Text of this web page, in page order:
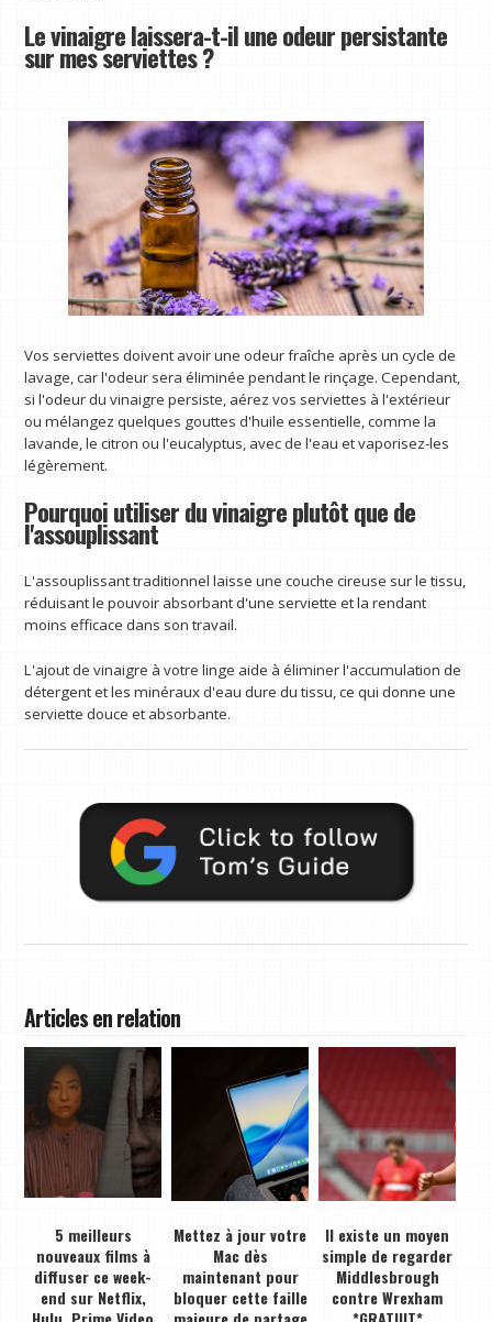
Le vinaigre laissera-t-il une odeur persistante
sur mes serviettes ?
Vos serviettes doivent avoir une odeur fraîche après un cycle de
lavage, car l'odeur sera éliminée pendant le rinçage. Cependant,
si l'odeur du vinaigre persiste, aérez vos serviettes à l'extérieur
ou mélangez quelques gouttes d'huile essentielle, comme la
lavande, le citron ou l'eucalyptus, avec de l'eau et vaporisez-les
légèrement.
Pourquoi utiliser du vinaigre plutôt que de
l'assouplissant
L'assouplissant traditionnel laisse une couche cireuse sur le tissu,
réduisant le pouvoir absorbant d'une serviette et la rendant
moins efficace dans son travail.
L'ajout de vinaigre à votre linge aide à éliminer l'accumulation de
détergent et les minéraux d'eau dure du tissu, ce qui donne une
serviette douce et absorbante.
Articles en relation
5 meilleurs
nouveaux films à
diffuser ce week-
end sur Netflix,
Mettez à jour votre
Mac dès
maintenant pour
bloquer cette faille
Il existe un moyen
simple de regarder
Middlesbrough
contre Wrexham